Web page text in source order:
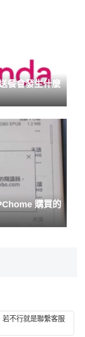
餐會發生什麼
購買的
不行就是聯繫客服